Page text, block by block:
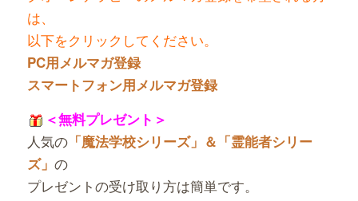
は、
以下をクリックしてください。
PC用メルマガ登録
スマートフォン用メルマガ登録
＜無料プレゼント＞
人気の「魔法学校シリーズ」＆「霊能者シリー
ズ」 の
プレゼントの受け取り方は簡単です。